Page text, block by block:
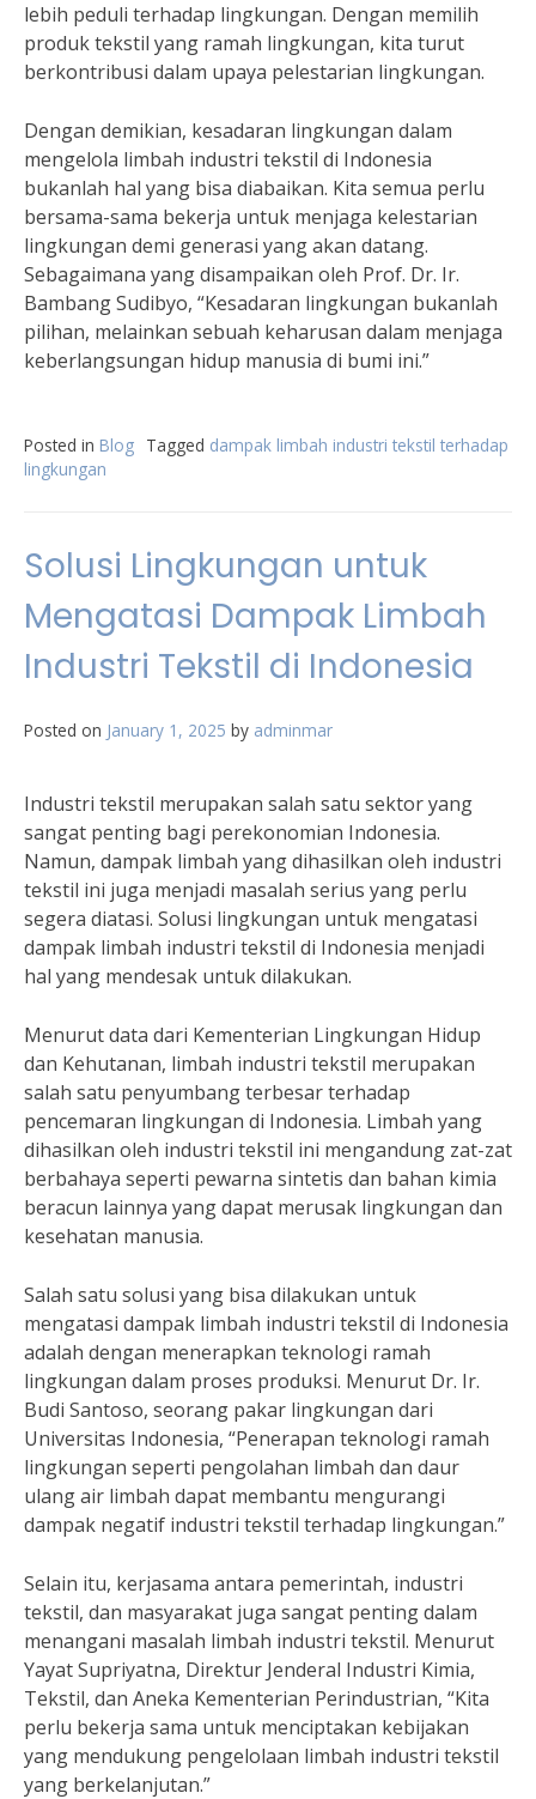
lebih peduli terhadap lingkungan. Dengan memilih
produk tekstil yang ramah lingkungan, kita turut
berkontribusi dalam upaya pelestarian lingkungan.
Dengan demikian, kesadaran lingkungan dalam
mengelola limbah industri tekstil di Indonesia
bukanlah hal yang bisa diabaikan. Kita semua perlu
bersama-sama bekerja untuk menjaga kelestarian
lingkungan demi generasi yang akan datang.
Sebagaimana yang disampaikan oleh Prof. Dr. Ir.
Bambang Sudibyo, “Kesadaran lingkungan bukanlah
pilihan, melainkan sebuah keharusan dalam menjaga
keberlangsungan hidup manusia di bumi ini.”
Posted in Blog Tagged dampak limbah industri tekstil terhadap
lingkungan
Solusi Lingkungan untuk
Mengatasi Dampak Limbah
Industri Tekstil di Indonesia
Posted on January 1, 2025 by adminmar
Industri tekstil merupakan salah satu sektor yang
sangat penting bagi perekonomian Indonesia.
Namun, dampak limbah yang dihasilkan oleh industri
tekstil ini juga menjadi masalah serius yang perlu
segera diatasi. Solusi lingkungan untuk mengatasi
dampak limbah industri tekstil di Indonesia menjadi
hal yang mendesak untuk dilakukan.
Menurut data dari Kementerian Lingkungan Hidup
dan Kehutanan, limbah industri tekstil merupakan
salah satu penyumbang terbesar terhadap
pencemaran lingkungan di Indonesia. Limbah yang
dihasilkan oleh industri tekstil ini mengandung zat-zat
berbahaya seperti pewarna sintetis dan bahan kimia
beracun lainnya yang dapat merusak lingkungan dan
kesehatan manusia.
Salah satu solusi yang bisa dilakukan untuk
mengatasi dampak limbah industri tekstil di Indonesia
adalah dengan menerapkan teknologi ramah
lingkungan dalam proses produksi. Menurut Dr. Ir.
Budi Santoso, seorang pakar lingkungan dari
Universitas Indonesia, “Penerapan teknologi ramah
lingkungan seperti pengolahan limbah dan daur
ulang air limbah dapat membantu mengurangi
dampak negatif industri tekstil terhadap lingkungan.”
Selain itu, kerjasama antara pemerintah, industri
tekstil, dan masyarakat juga sangat penting dalam
menangani masalah limbah industri tekstil. Menurut
Yayat Supriyatna, Direktur Jenderal Industri Kimia,
Tekstil, dan Aneka Kementerian Perindustrian, “Kita
perlu bekerja sama untuk menciptakan kebijakan
yang mendukung pengelolaan limbah industri tekstil
yang berkelanjutan.”